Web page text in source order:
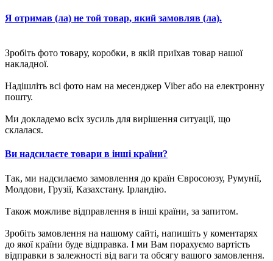
Я отримав (ла) не той товар, який замовляв (ла).
Зробіть фото товару, коробки, в якій приїхав товар нашої
накладної.
Надішліть всі фото нам на месенджер Viber або на електронну
пошту.
Ми докладемо всіх зусиль для вирішення ситуації, що
склалася.
Ви надсилаєте товари в інші країни?
Так, ми надсилаємо замовлення до країн Євросоюзу, Румунії,
Молдови, Грузії, Казахстану. Ірландію.
Також можливе відправлення в інші країни, за запитом.
Зробіть замовлення на нашому сайті, напишіть у коментарях
до якої країни буде відправка. І ми Вам порахуємо вартість
відправки в залежності від ваги та обсягу вашого замовлення.